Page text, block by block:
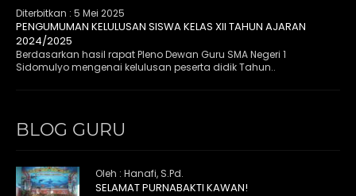
Diterbitkan : 5 Mei 2025
PENGUMUMAN KELULUSAN SISWA KELAS XII TAHUN AJARAN
2024/2025
Berdasarkan hasil rapat Pleno Dewan Guru SMA Negeri 1
Sidomulyo mengenai kelulusan peserta didik Tahun..
BLOG GURU
Oleh : Hanafi, S.Pd.
SELAMAT PURNABAKTI KAWAN!